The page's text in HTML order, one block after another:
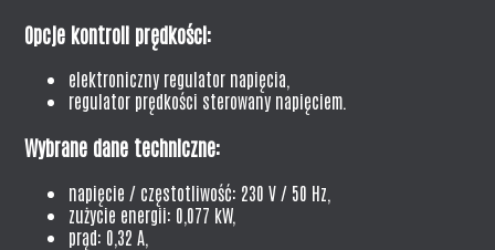
Opcje kontroli prędkości:
elektroniczny regulator napięcia,
regulator prędkości sterowany napięciem.
Wybrane dane techniczne:
napięcie / częstotliwość: 230 V / 50 Hz,
zużycie energii: 0,077 kW,
prąd: 0,32 A,